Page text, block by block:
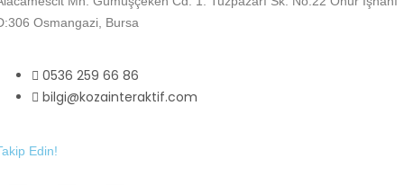
Osmangazi, Bursa
0536 259 66 86
bilgi@kozainteraktif.com
Edin!